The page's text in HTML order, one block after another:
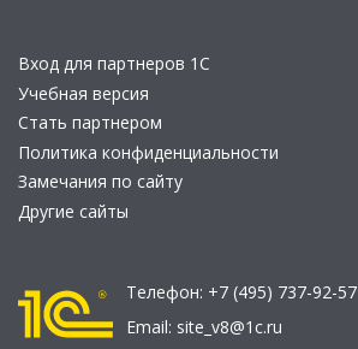
Вход для партнеров 1С
Учебная версия
Стать партнером
Политика конфиденциальности
Замечания по сайту
Другие сайты
Телефон: +7 (495) 737-92-57
Email: site_v8@1c.ru